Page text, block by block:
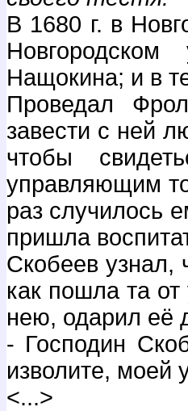
В 1680 г. в
Нащокина; и в
Проведал
завести с ней
чтобы
управляющим
раз случилось
пришла
Скобеев узнал,
как пошла та
нею, одарил её
- Господин
изволите, моей
<...>